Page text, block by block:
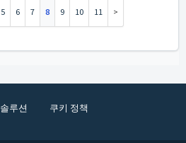
5 6 7 8 9 10 11
솔루션 쿠키 정책